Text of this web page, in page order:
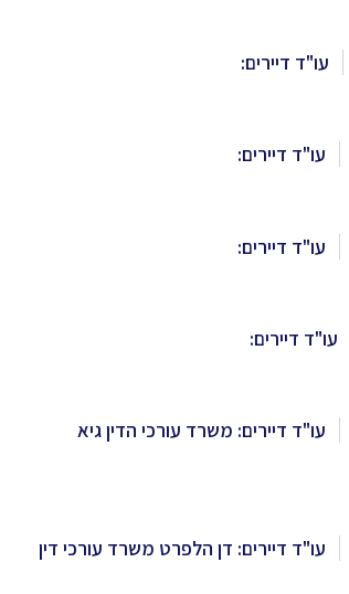
עו"ד דיירים:
עו"ד דיירים:
עו"ד דיירים:
עו"ד דיירים:
עו"ד דיירים: משרד עורכי הדין גיא
עו"ד דיירים: דן הלפרט משרד עורכי דין